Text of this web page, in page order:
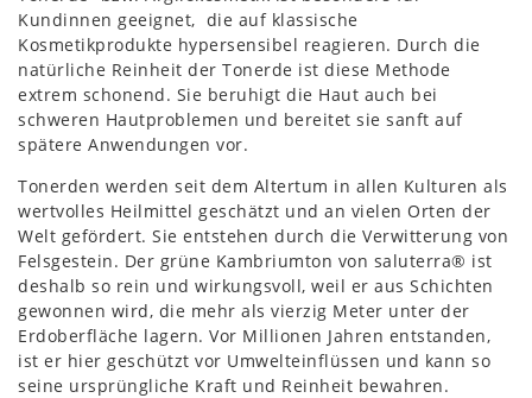
Kundinnen geeignet, die auf klassische
Kosmetikprodukte hypersensibel reagieren. Durch die
natürliche Reinheit der Tonerde ist diese Methode
extrem schonend. Sie beruhigt die Haut auch bei
schweren Hautproblemen und bereitet sie sanft auf
spätere Anwendungen vor.
Tonerden werden seit dem Altertum in allen Kulturen als
wertvolles Heilmittel geschätzt und an vielen Orten der
Welt gefördert. Sie entstehen durch die Verwitterung von
Felsgestein. Der grüne Kambriumton von saluterra® ist
deshalb so rein und wirkungsvoll, weil er aus Schichten
gewonnen wird, die mehr als vierzig Meter unter der
Erdoberfläche lagern. Vor Millionen Jahren entstanden,
ist er hier geschützt vor Umwelteinflüssen und kann so
seine ursprüngliche Kraft und Reinheit bewahren.